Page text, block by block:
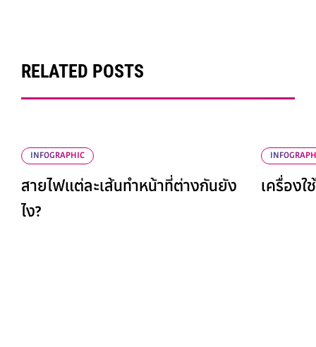
RELATED POSTS
INFOGRAPHIC
สายไฟแต่ละเส้นทำหน้าที่ต่างกันยัง
ไง?
เครื่องใ